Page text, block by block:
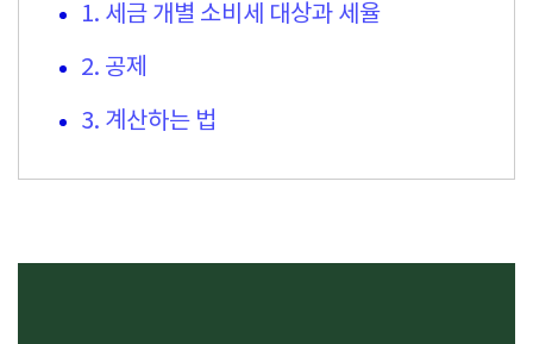
1. 세금 개별 소비세 대상과 세율
2. 공제
3. 계산하는 법